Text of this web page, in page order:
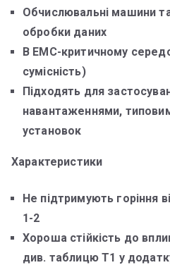
Обчислювальні машини
обробки даних
В ЕМС-критичному
сумісність)
Підходять для
навантаженнями,
установок
Характеристики
Не підтримують горіння
1-2
Хороша стійкість до
див. таблицю Т1 у